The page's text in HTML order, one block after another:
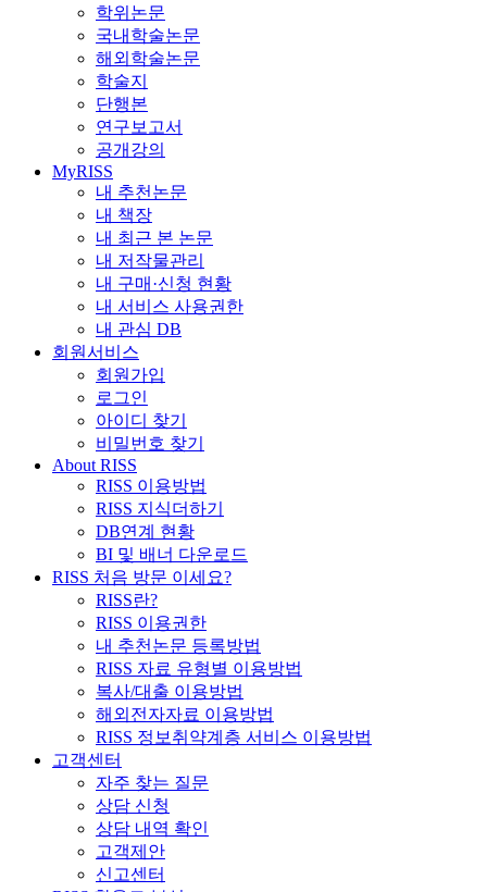
학위논문
국내학술논문
해외학술논문
학술지
단행본
연구보고서
공개강의
MyRISS
내 추천논문
내 책장
내 최근 본 논문
내 저작물관리
내 구매·신청 현황
내 서비스 사용권한
내 관심 DB
회원서비스
회원가입
로그인
아이디 찾기
비밀번호 찾기
About RISS
RISS 이용방법
RISS 지식더하기
DB연계 현황
BI 및 배너 다운로드
RISS 처음 방문 이세요?
RISS란?
RISS 이용권한
내 추천논문 등록방법
RISS 자료 유형별 이용방법
복사/대출 이용방법
해외전자자료 이용방법
RISS 정보취약계층 서비스 이용방법
고객센터
자주 찾는 질문
상담 신청
상담 내역 확인
고객제안
신고센터